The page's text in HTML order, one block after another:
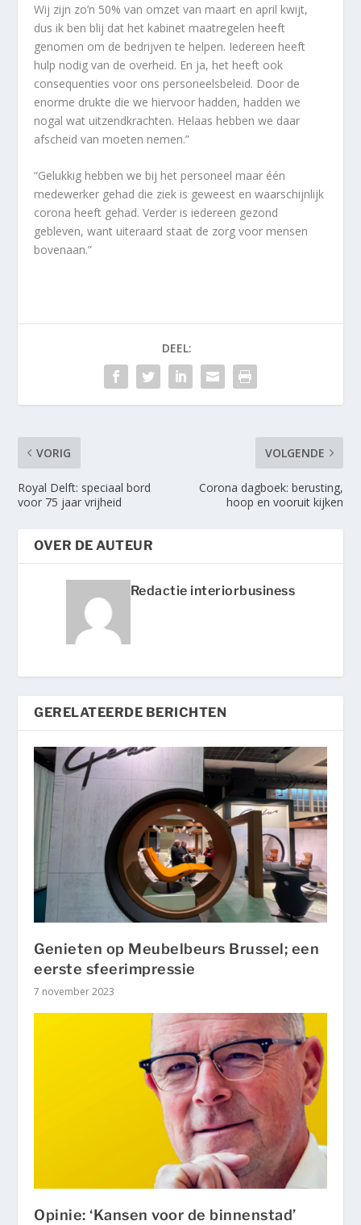
Wij zijn zo’n 50% van omzet van maart en april kwijt,
dus ik ben blij dat het kabinet maatregelen heeft
genomen om de bedrijven te helpen. Iedereen heeft
hulp nodig van de overheid. En ja, het heeft ook
consequenties voor ons personeelsbeleid. Door de
enorme drukte die we hiervoor hadden, hadden we
nogal wat uitzendkrachten. Helaas hebben we daar
afscheid van moeten nemen.”
“Gelukkig hebben we bij het personeel maar één
medewerker gehad die ziek is geweest en waarschijnlijk
corona heeft gehad. Verder is iedereen gezond
gebleven, want uiteraard staat de zorg voor mensen
bovenaan.”
DEEL:
VORIG
Royal Delft: speciaal bord
voor 75 jaar vrijheid
VOLGENDE
Corona dagboek: berusting,
hoop en vooruit kijken
OVER DE AUTEUR
Redactie interiorbusiness
GERELATEERDE BERICHTEN
Genieten op Meubelbeurs Brussel; een
eerste sfeerimpressie
7 november 2023
Opinie: ‘Kansen voor de binnenstad’